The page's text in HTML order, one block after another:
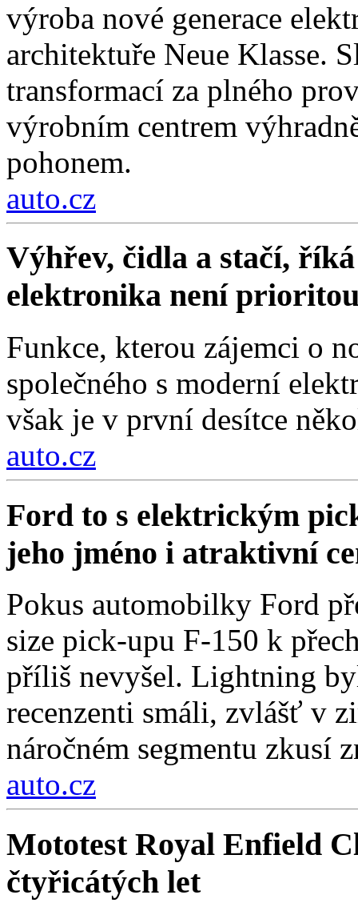
výroba nové generace
architektuře Neue Klasse.
transformací za plného
výrobním centrem
pohonem.
auto.cz
Výhřev, čidla a stačí,
elektronika není
Funkce, kterou zájemci o
společného s moderní
však je v první desítce
auto.cz
Ford to s elektrickým
jeho jméno i atraktivní
Pokus automobilky Ford
size pick-upu F-150 k
příliš nevyšel. Lightning
recenzenti smáli, zvlášť v
náročném segmentu zkusí
auto.cz
Mototest Royal Enfield
čtyřicátých let